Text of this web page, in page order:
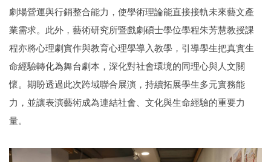
劇場營運與行銷整合能力，使學術理論能直接接軌未來藝文產
業需求。此外，藝術研究所暨戲劇碩士學位學程朱芳慧教授課
程亦將心理劇實作與教育心理學導入教學，引導學生把真實生
命經驗轉化為舞台劇本，深化對社會環境的同理心與人文關
懷。期盼透過此次跨域聯合展演，持續拓展學生多元實務能
力，並讓表演藝術成為連結社會、文化與生命經驗的重要力
量。